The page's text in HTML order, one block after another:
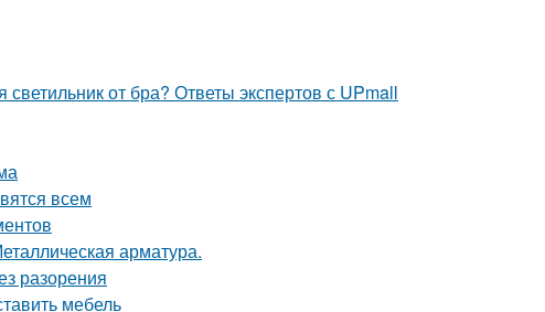
от бра? Ответы экспертов с UPmall
всем
арматура.
разорения
мебель